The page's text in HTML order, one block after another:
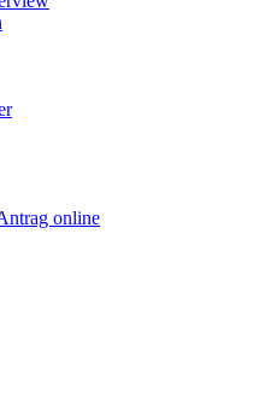
online